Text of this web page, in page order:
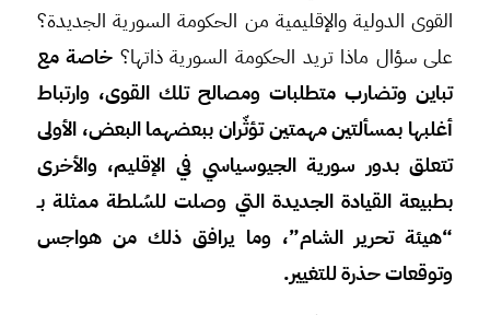
القوى الدولية والإقليمية من الحكومة السورية الجديدة؟
على سؤال ماذا تريد الحكومة السورية ذاتها؟ خاصة مع
تباين وتضارب متطلبات ومصالح تلك القوى، وارتباط
أغلبها بمسألتين مهمتين تؤثّران ببعضهما البعض، الأولى
تتعلق بدور سورية الجيوسياسي في الإقليم، والأخرى
بطبيعة القيادة الجديدة التي وصلت للسُلطة ممثلة بـ
“هيئة تحرير الشام”، وما يرافق ذلك من هواجس
وتوقعات حذرة للتغيير.